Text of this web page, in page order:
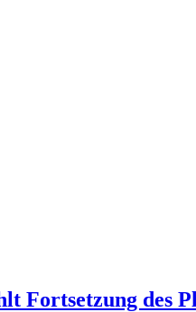
Fortsetzung des